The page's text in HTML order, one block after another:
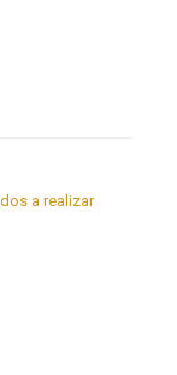
a realizar